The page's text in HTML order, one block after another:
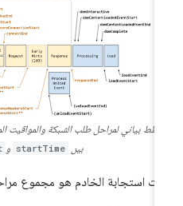
بياني لمراحل طلب الشبكة والمواقيت
startTime و
استجابة الخادم هو مجموع مراحل